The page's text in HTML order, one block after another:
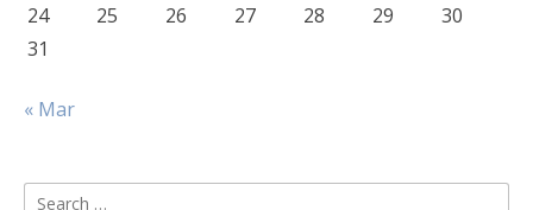
24
25 26 27 28 29
30
31
« Mar
Search